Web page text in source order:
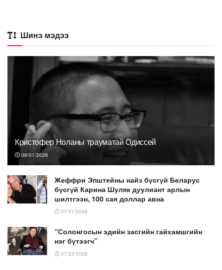
Шинэ мэдээ
Кристофер Ноланы трауматай Одиссей
08/01/2026
Жеффри Эпштейны найз бүсгүй Беларус
бүсгүй Карина Шуляк дуулиант арлын
шилтгээн, 100 сая доллар авна
07/31/2026
“Солонгосын эдийн засгийн гайхамшгийн
нэг бүтээгч”
07/23/2026